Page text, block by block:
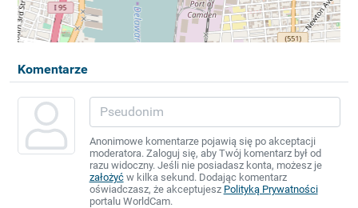
Komentarze
Anonimowe komentarze pojawią się po akceptacji
moderatora. Zaloguj się, aby Twój komentarz był od
razu widoczny. Jeśli nie posiadasz konta, możesz je
założyćw kilka sekund. Dodając komentarz
oświadczasz, że akceptujesz Polityką Prywatności
portalu WorldCam.